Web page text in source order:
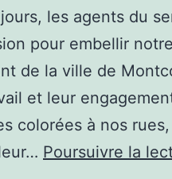
les agents du
pour embellir
de la ville de
et leur
colorées à nos
Poursuivre la